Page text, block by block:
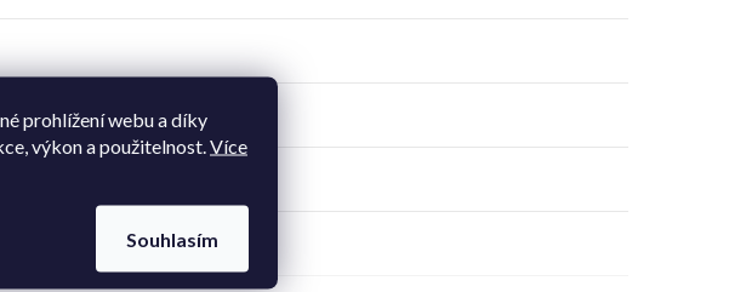
prohlížení webu a díky
výkon a použitelnost. Více
Souhlasím